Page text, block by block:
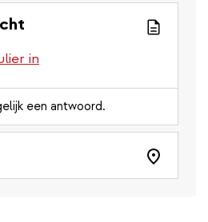
in
een antwoord.